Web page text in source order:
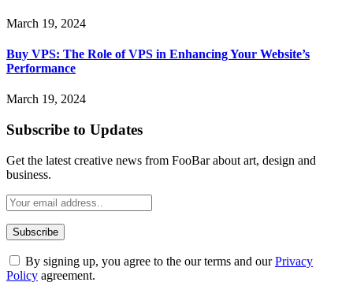
March 19, 2024
Buy VPS: The Role of VPS in Enhancing Your Website’s
Performance
March 19, 2024
Subscribe to Updates
Get the latest creative news from FooBar about art, design and
business.
By signing up, you agree to the our terms and ourPrivacy
Policy agreement.